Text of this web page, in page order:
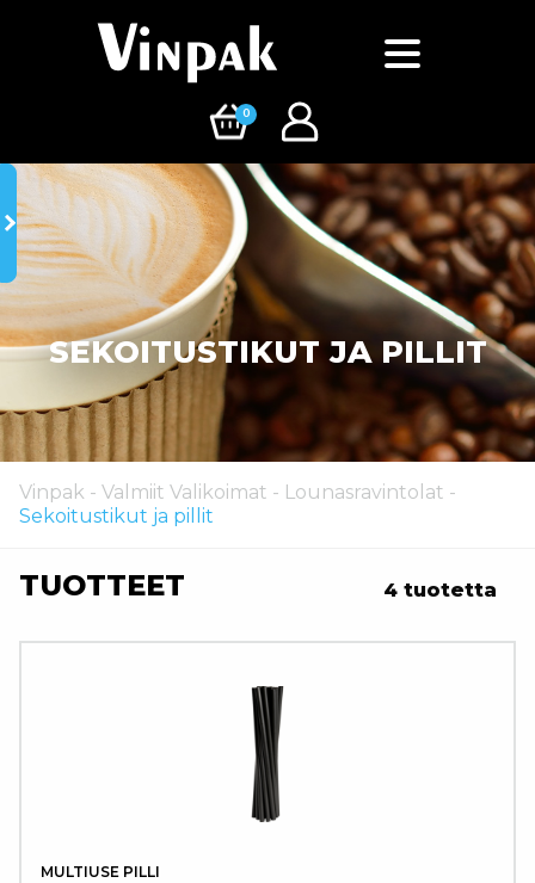
0
SEKOITUSTIKUT JA PILLIT
Vinpak - Valmiit Valikoimat - Lounasravintolat -
Sekoitustikut ja pillit
TUOTTEET 4 tuotetta
MULTIUSE PILLI